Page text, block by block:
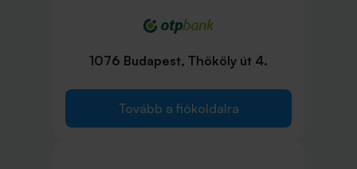
1076 Budapest, Thököly út 4.
Tovább a fiókoldalra